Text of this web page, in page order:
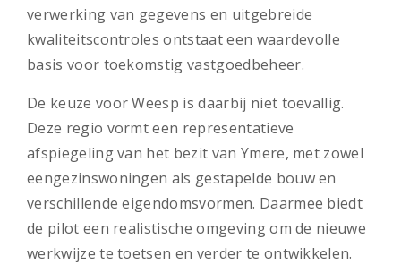
verwerking van gegevens en uitgebreide
kwaliteitscontroles ontstaat een waardevolle
basis voor toekomstig vastgoedbeheer.
De keuze voor Weesp is daarbij niet toevallig.
Deze regio vormt een representatieve
afspiegeling van het bezit van Ymere, met zowel
eengezinswoningen als gestapelde bouw en
verschillende eigendomsvormen. Daarmee biedt
de pilot een realistische omgeving om de nieuwe
werkwijze te toetsen en verder te ontwikkelen.